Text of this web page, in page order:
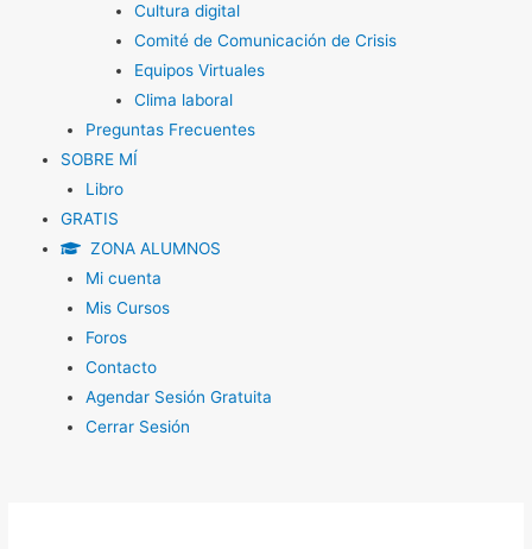
Cultura digital
Comité de Comunicación de Crisis
Equipos Virtuales
Clima laboral
Preguntas Frecuentes
SOBRE MÍ
Libro
GRATIS
ZONA ALUMNOS
Mi cuenta
Mis Cursos
Foros
Contacto
Agendar Sesión Gratuita
Cerrar Sesión